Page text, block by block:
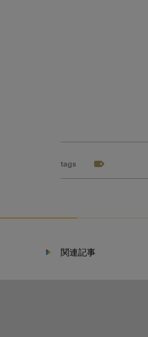
tags
関連記事